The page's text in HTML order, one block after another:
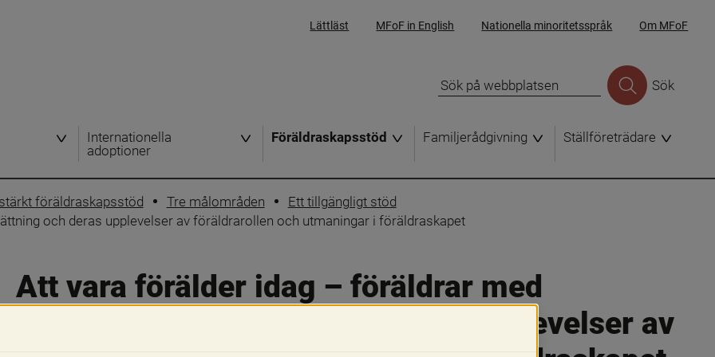
Lättläst MFoF in English Nationella minoritetsspråk Om MFoF
Sök
Internationella
adoptioner
Föräldraskapsstöd Familjerådgivning Ställföreträdare
föräldraskapsstöd Tre målområden
Ett tillgängligt stöd
och deras upplevelser av föräldrarollen och utmaningar i föräldraskapet
Att vara förälder idag – föräldrar med
funktionsnedsättning och deras upplevelser av